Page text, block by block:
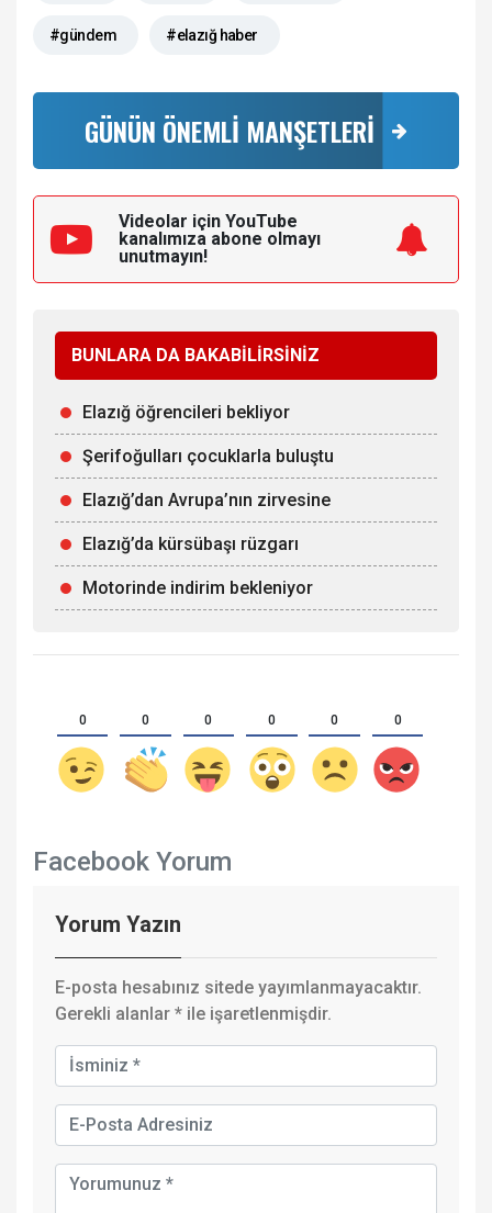
#gündem #elazığ haber
GÜNÜN ÖNEMLİ MANŞETLERİ
Videolar için YouTube
kanalımıza abone olmayı
unutmayın!
BUNLARA DA BAKABİLİRSİNİZ
Elazığ öğrencileri bekliyor
Şerifoğulları çocuklarla buluştu
Elazığ’dan Avrupa’nın zirvesine
Elazığ’da kürsübaşı rüzgarı
Motorinde indirim bekleniyor
0 0 0 0 0 0
Facebook Yorum
Yorum Yazın
E-posta hesabınız sitede yayımlanmayacaktır.
Gerekli alanlar * ile işaretlenmişdir.